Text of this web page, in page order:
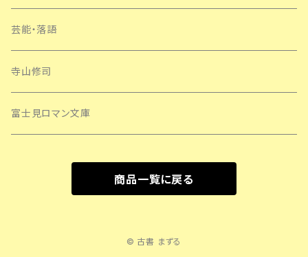
芸能・落語
寺山修司
富士見ロマン文庫
商品一覧に戻る
© 古書 まずる